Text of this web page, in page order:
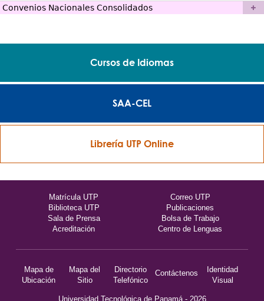
Convenios Nacionales Consolidados
Cursos de Idiomas
SAA-CEL
Librería UTP Online
Matrícula UTP
Correo UTP
Biblioteca UTP
Publicaciones
Sala de Prensa
Bolsa de Trabajo
Acreditación
Centro de Lenguas
Mapa de
Ubicación
Mapa del
Sitio
Directorio
Telefónico
Contáctenos
Identidad
Visual
Universidad Tecnológica de Panamá - 2026